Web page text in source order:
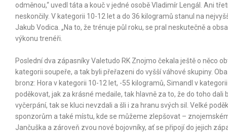
odměnou,“ uvedl táta a kouč v jedné osobě Vladimír Lengál. Ani
neskončily. V kategorii 10-12 let a do 36 kilogramů stanul na
Jakub Vodica. „Na to, že trénuje půl roku, se pral neskutečně a
výkonu trenéři.
Poslední dva zápasníky Valetudo RK Znojmo čekala ještě o něco
kategorii soupeře, a tak byli přeřazeni do vyšší váhové skupiny.
bronz: Hora v kategorii 10-12 let, -55 kilogramů, Simandl v
poděkovat, jak za krásné medaile, tak hlavně za to, že do toho
vyčerpání, tak se kluci nevzdali a šli i za hranu svých sil. Velké
sponzorům a také místu, kde se můžeme zlepšovat –
Jančuška a zároveň zvou nové bojovníky, ať se připojí do jejich